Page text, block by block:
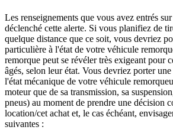
Les renseignements que vous avez entrés
déclenché cette alerte. Si vous planifiez de
quelque distance que ce soit, vous devriez
particulière à l'état de votre véhicule
remorque peut se révéler très exigeant pour
âgés, selon leur état. Vous devriez porter
l'état mécanique de votre véhicule
moteur que de sa transmission, sa
pneus) au moment de prendre une décision
location/cet achat et, le cas échéant,
suivantes :